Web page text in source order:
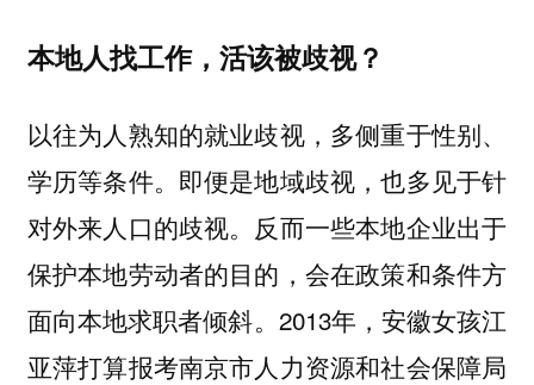
本地人找工作，活该被歧视？
以往为人熟知的就业歧视，多侧重于性别、
学历等条件。即便是地域歧视，也多见于针
对外来人口的歧视。反而一些本地企业出于
保护本地劳动者的目的，会在政策和条件方
面向本地求职者倾斜。2013年，安徽女孩江
亚萍打算报考南京市人力资源和社会保障局